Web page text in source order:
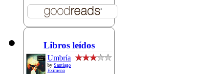
Libros leídos
Umbría
by Santiago
Eximeno